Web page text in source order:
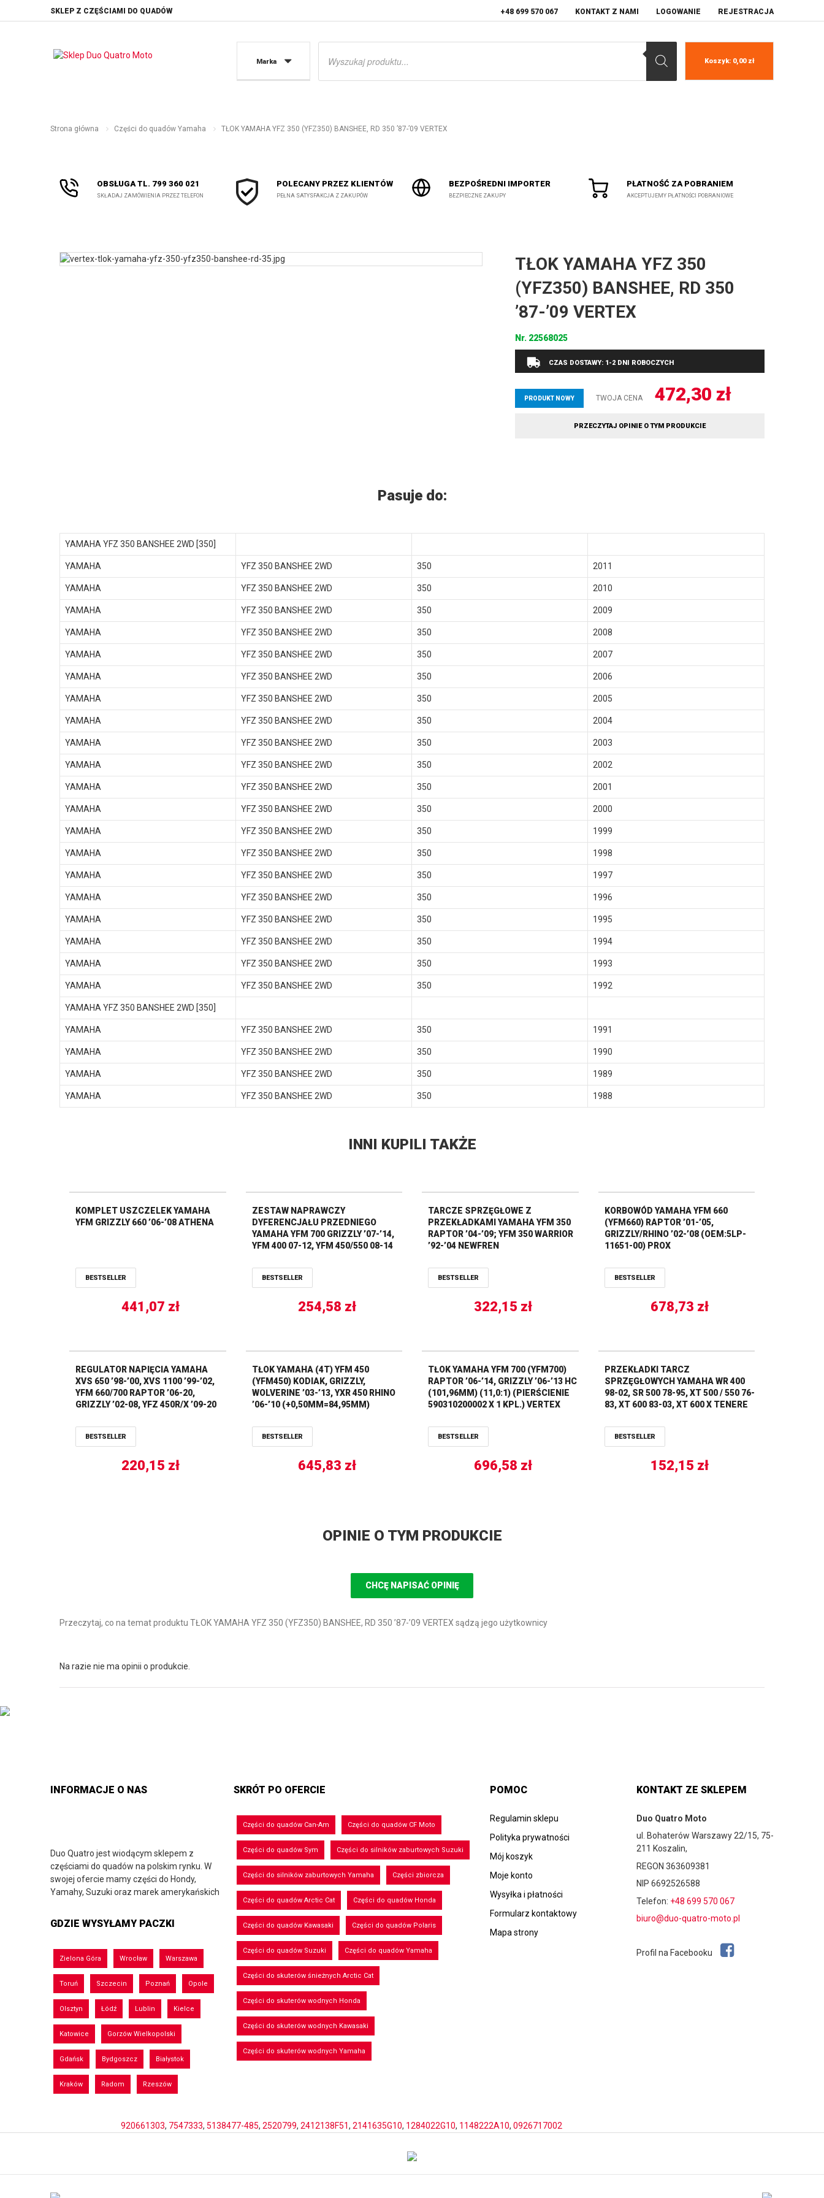
SKLEP Z CZĘŚCIAMI DO QUADÓW +48 699 570 067 KONTAKT Z NAMI LOGOWANIE REJESTRACJA
Marka
Wyszukiwarka
Koszyk: 0,00 zł
Strona główna Części do quadów Yamaha TŁOK YAMAHA YFZ 350 (YFZ350) BANSHEE, RD 350 ’87-’09 VERTEX
OBSŁUGA TL. 799 360 021
SKŁADAJ ZAMÓWIENIA PRZEZ TELEFON
POLECANY PRZEZ KLIENTÓW
PEŁNA SATYSFAKCJA Z ZAKUPÓW
BEZPOŚREDNI IMPORTER
BEZPIECZNE ZAKUPY
PŁATNOŚĆ ZA POBRANIEM
AKCEPTUJEMY PŁATNOŚCI POBRANIOWE
TŁOK YAMAHA YFZ 350
(YFZ350) BANSHEE, RD 350
’87-’09 VERTEX
Nr. 22568025
CZAS DOSTAWY: 1-2 DNI ROBOCZYCH
PRODUKT NOWY TWOJA CENA 472,30 zł
PRZECZYTAJ OPINIE O TYM PRODUKCIE
Pasuje do:
YAMAHA YFZ 350 BANSHEE 2WD [350]
YAMAHA YFZ 350 BANSHEE 2WD 350 2011
YAMAHA YFZ 350 BANSHEE 2WD 350 2010
YAMAHA YFZ 350 BANSHEE 2WD 350 2009
YAMAHA YFZ 350 BANSHEE 2WD 350 2008
YAMAHA YFZ 350 BANSHEE 2WD 350 2007
YAMAHA YFZ 350 BANSHEE 2WD 350 2006
YAMAHA YFZ 350 BANSHEE 2WD 350 2005
YAMAHA YFZ 350 BANSHEE 2WD 350 2004
YAMAHA YFZ 350 BANSHEE 2WD 350 2003
YAMAHA YFZ 350 BANSHEE 2WD 350 2002
YAMAHA YFZ 350 BANSHEE 2WD 350 2001
YAMAHA YFZ 350 BANSHEE 2WD 350 2000
YAMAHA YFZ 350 BANSHEE 2WD 350 1999
YAMAHA YFZ 350 BANSHEE 2WD 350 1998
YAMAHA YFZ 350 BANSHEE 2WD 350 1997
YAMAHA YFZ 350 BANSHEE 2WD 350 1996
YAMAHA YFZ 350 BANSHEE 2WD 350 1995
YAMAHA YFZ 350 BANSHEE 2WD 350 1994
YAMAHA YFZ 350 BANSHEE 2WD 350 1993
YAMAHA YFZ 350 BANSHEE 2WD 350 1992
YAMAHA YFZ 350 BANSHEE 2WD [350]
YAMAHA YFZ 350 BANSHEE 2WD 350 1991
YAMAHA YFZ 350 BANSHEE 2WD 350 1990
YAMAHA YFZ 350 BANSHEE 2WD 350 1989
YAMAHA YFZ 350 BANSHEE 2WD 350 1988
INNI KUPILI TAKŻE
KOMPLET USZCZELEK YAMAHA
YFM GRIZZLY 660 ’06-’08 ATHENA
BESTSELLER
441,07 zł
ZESTAW NAPRAWCZY
DYFERENCJAŁU PRZEDNIEGO
YAMAHA YFM 700 GRIZZLY ’07-’14,
YFM 400 07-12, YFM 450/550 08-14
BESTSELLER
254,58 zł
TARCZE SPRZĘGŁOWE Z
PRZEKŁADKAMI YAMAHA YFM 350
RAPTOR ’04-’09; YFM 350 WARRIOR
’92-’04 NEWFREN
BESTSELLER
322,15 zł
KORBOWÓD YAMAHA YFM 660
(YFM660) RAPTOR ’01-’05,
GRIZZLY/RHINO ’02-’08 (OEM:5LP-
11651-00) PROX
BESTSELLER
678,73 zł
REGULATOR NAPIĘCIA YAMAHA
XVS 650 ’98-’00, XVS 1100 ’99-’02,
YFM 660/700 RAPTOR ’06-20,
GRIZZLY ’02-08, YFZ 450R/X ’09-20
BESTSELLER
220,15 zł
TŁOK YAMAHA (4T) YFM 450
(YFM450) KODIAK, GRIZZLY,
WOLVERINE ’03-’13, YXR 450 RHINO
’06-’10 (+0,50MM=84,95MM)
BESTSELLER
645,83 zł
TŁOK YAMAHA YFM 700 (YFM700)
RAPTOR ’06-’14, GRIZZLY ’06-’13 HC
(101,96MM) (11,0:1) (PIERŚCIENIE
590310200002 X 1 KPL.) VERTEX
BESTSELLER
696,58 zł
PRZEKŁADKI TARCZ
SPRZĘGŁOWYCH YAMAHA WR 400
98-02, SR 500 78-95, XT 500 / 550 76-
83, XT 600 83-03, XT 600 X TENERE
05, TRW LUCAS
BESTSELLER
152,15 zł
OPINIE O TYM PRODUKCIE
CHCĘ NAPISAĆ OPINIĘ
Przeczytaj, co na temat produktu TŁOK YAMAHA YFZ 350 (YFZ350) BANSHEE, RD 350 ’87-’09 VERTEX sądzą jego użytkownicy
Na razie nie ma opinii o produkcie.
INFORMACJE O NAS
Duo Quatro jest wiodącym sklepem z
częściami do quadów na polskim rynku. W
swojej ofercie mamy części do Hondy,
Yamahy, Suzuki oraz marek amerykańskich
GDZIE WYSYŁAMY PACZKI
Zielona Góra Wrocław Warszawa
Toruń Szczecin Poznań Opole
Olsztyn Łódź Lublin Kielce
Katowice Gorzów Wielkopolski
Gdańsk Bydgoszcz Białystok
Kraków Radom Rzeszów
SKRÓT PO OFERCIE
Części do quadów Can-Am Części do quadów CF Moto
Części do quadów Sym Części do silników zaburtowych Suzuki
Części do silników zaburtowych Yamaha Części zbiorcza
Części do quadów Arctic Cat Części do quadów Honda
Części do quadów Kawasaki Części do quadów Polaris
Części do quadów Suzuki Części do quadów Yamaha
Części do skuterów śnieżnych Arctic Cat
Części do skuterów wodnych Honda
Części do skuterów wodnych Kawasaki
Części do skuterów wodnych Yamaha
POMOC
Regulamin sklepu
Polityka prywatności
Mój koszyk
Moje konto
Wysyłka i płatności
Formularz kontaktowy
Mapa strony
KONTAKT ZE SKLEPEM
Duo Quatro Moto
ul. Bohaterów Warszawy 22/15, 75-
211 Koszalin,
REGON 363609381
NIP 6692526588
Telefon: +48 699 570 067
biuro@duo-quatro-moto.pl
Profil na Facebooku
920661303, 7547333, 5138477-485, 2520799, 2412138F51, 2141635G10, 1284022G10, 1148222A10, 0926717002